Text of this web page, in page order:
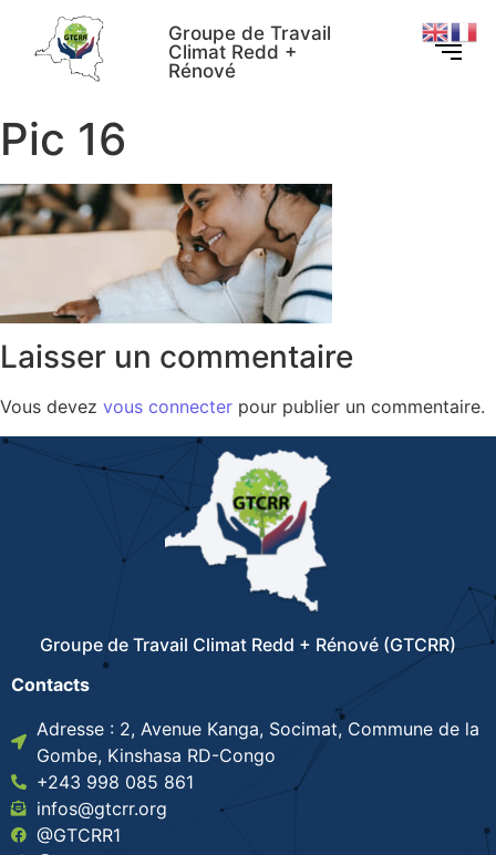
Groupe de Travail
Climat Redd +
Rénové
Pic 16
Laisser un commentaire
Vous devez vous connecter pour publier un commentaire.
Groupe de Travail Climat Redd + Rénové (GTCRR)
Contacts
Adresse : 2, Avenue Kanga, Socimat, Commune de la
Gombe, Kinshasa RD-Congo
+243 998 085 861
infos@gtcrr.org
@GTCRR1